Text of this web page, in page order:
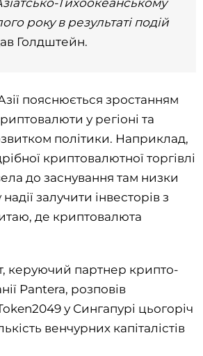
року в результаті подій
Голдштейн.
пояснюється зростанням
у регіоні та
політики. Наприклад,
криптовалютної торгівлі
до заснування там низки
надії залучити інвесторів з
де криптовалюта
керуючий партнер крипто-
Pantera, розповів
у Сингапурі цьогоріч
венчурних капіталістів